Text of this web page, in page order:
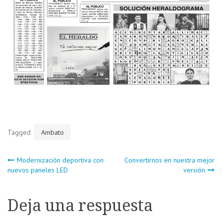
Tagged Ambato
Navegación
entradas
Modernización deportiva con
nuevos paneles LED
Convertirnos en nuestra mejor
versión
Deja una respuesta